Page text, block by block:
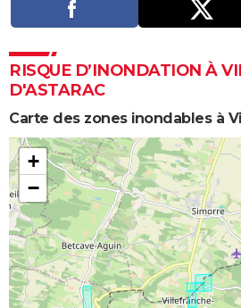
RISQUE D’INONDATION À
D'ASTARAC
Carte des zones inondables à
+
−